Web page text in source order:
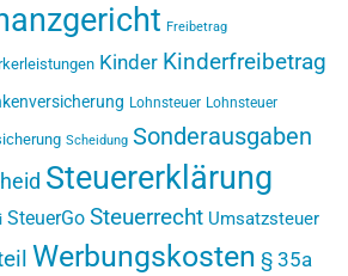
Freibetrag
Kinder Kinderfreibetrag
Lohnsteuer Lohnsteuer
Scheidung Sonderausgaben
Steuererklärung
SteuerGo Steuerrecht Umsatzsteuer
Werbungskosten § 35a